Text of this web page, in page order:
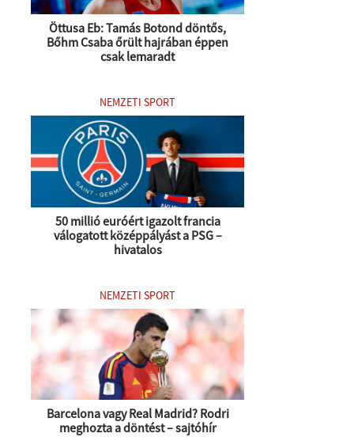
Öttusa Eb: Tamás Botond döntős,
Bőhm Csaba őrült hajrában éppen
csak lemaradt
NEMZETI SPORT
50 millió euróért igazolt francia
válogatott középpályást a PSG –
hivatalos
NEMZETI SPORT
Barcelona vagy Real Madrid? Rodri
meghozta a döntést – sajtóhír